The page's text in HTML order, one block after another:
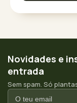
Novidades e
entrada
Sem spam. Só